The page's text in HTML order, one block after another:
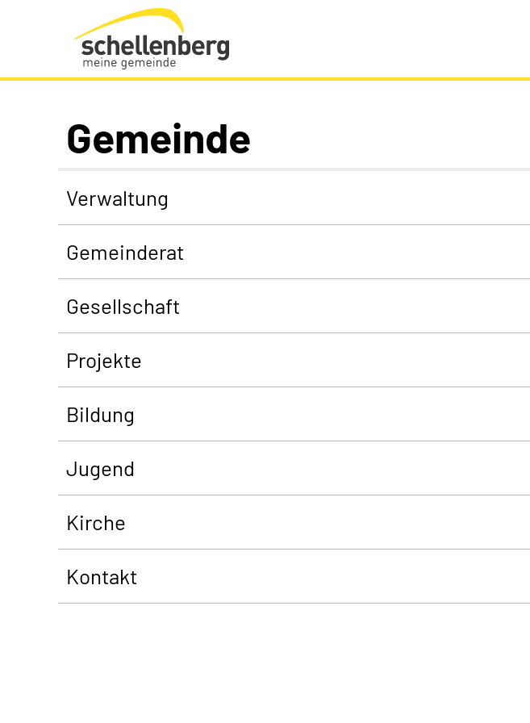
Gemeinde Schellenberg Startseite
Gemeinde
Verwaltung
Gemeinderat
Gesellschaft
Projekte
Bildung
Jugend
Kirche
Kontakt